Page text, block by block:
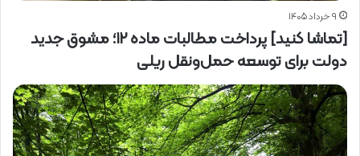
۹ خرداد ۱۴۰۵
[تماشا کنید] پرداخت مطالبات ماده ۱۲؛ مشوق جدید
دولت برای توسعه حمل‌ونقل ریلی